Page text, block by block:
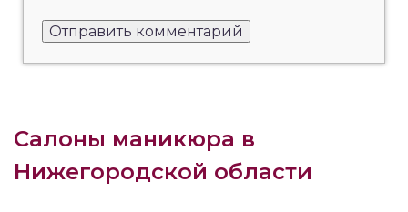
Салоны маникюра в
Нижегородской области